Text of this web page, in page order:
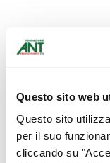
Questo sito web
Questo sito
per il suo
cliccando su